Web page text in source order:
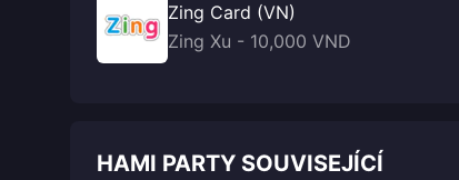
Zing Card (VN)
Zing Xu - 10,000 VND
HAMI PARTY SOUVISEJÍCÍ